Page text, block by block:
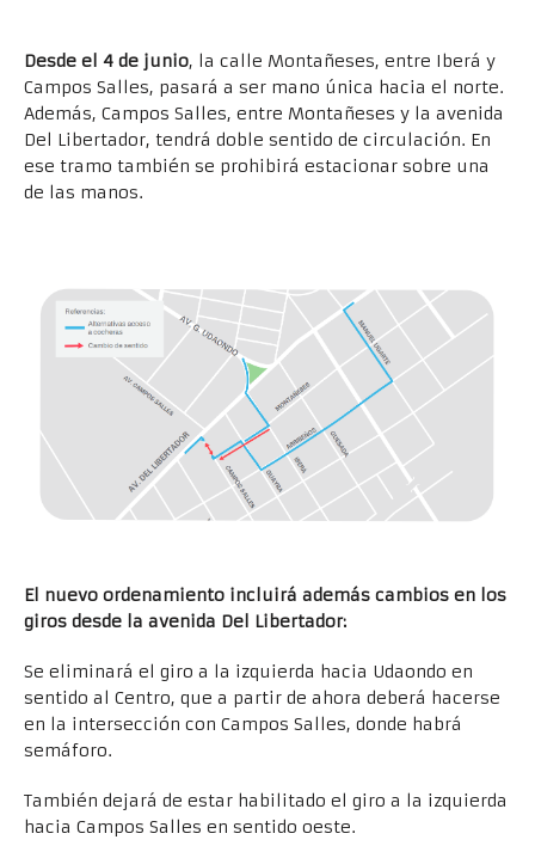
Desde el 4 de junio, la calle Montañeses, entre Iberá y
Campos Salles, pasará a ser mano única hacia el norte.
Además, Campos Salles, entre Montañeses y la avenida
Del Libertador, tendrá doble sentido de circulación. En
ese tramo también se prohibirá estacionar sobre una
de las manos.
El nuevo ordenamiento incluirá además cambios en los
giros desde la avenida Del Libertador:
Se eliminará el giro a la izquierda hacia Udaondo en
sentido al Centro, que a partir de ahora deberá hacerse
en la intersección con Campos Salles, donde habrá
semáforo.
También dejará de estar habilitado el giro a la izquierda
hacia Campos Salles en sentido oeste.